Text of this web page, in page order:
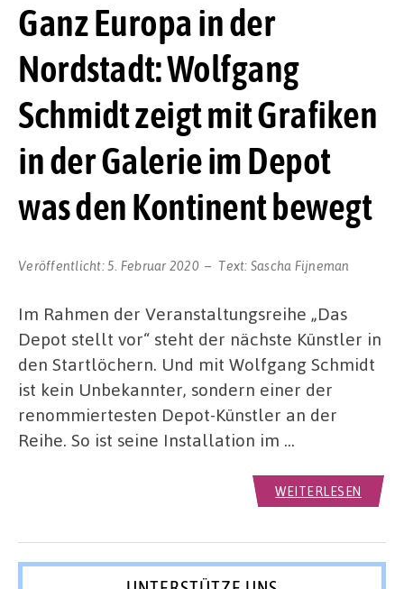
Ganz Europa in der
Nordstadt: Wolfgang
Schmidt zeigt mit Grafiken
in der Galerie im Depot
was den Kontinent bewegt
Veröffentlicht:5. Februar 2020 Text: Sascha Fijneman
Im Rahmen der Veranstaltungsreihe „Das
Depot stellt vor“ steht der nächste Künstler in
den Startlöchern. Und mit Wolfgang Schmidt
ist kein Unbekannter, sondern einer der
renommiertesten Depot-Künstler an der
Reihe. So ist seine Installation im …
WEITERLESEN